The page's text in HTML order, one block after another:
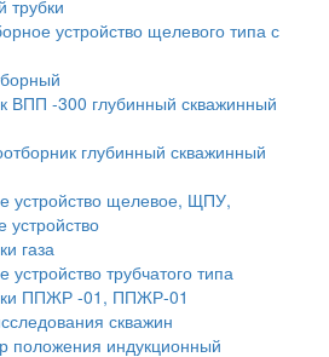
трубки
устройство щелевого типа с
ВПП -300 глубинный скважинный
глубинный скважинный
устройство щелевое, ЩПУ,
устройство
газа
устройство трубчатого типа
ППЖР -01, ППЖР-01
скважин
положения индукционный